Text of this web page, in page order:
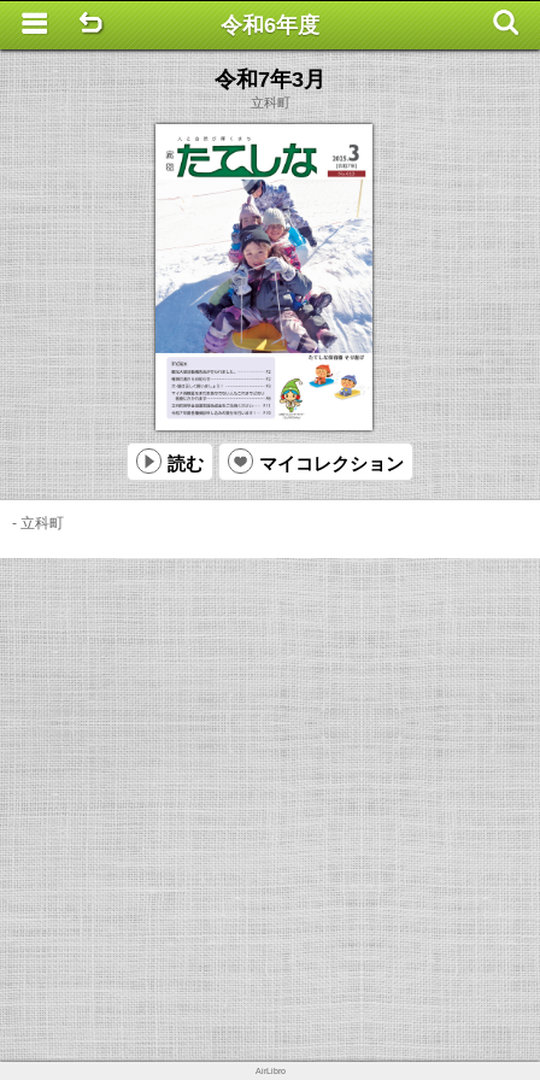
This is a completely basic popup, no options set.
令和6年度
令和7年3月
立科町
読む マイコレクション
- 立科町
AirLibro